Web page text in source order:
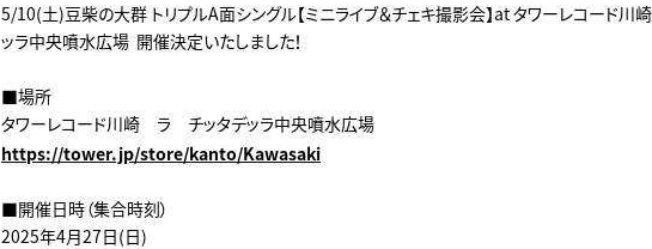
5/10(土)豆柴の大群 トリプルA面シングル【ミニライブ＆チェキ撮影会】at タワーレコード
ッラ中央噴水広場 開催決定いたしました！
■場所
タワーレコード川崎 ラ チッタデッラ中央噴水広場
https://tower.jp/store/kanto/Kawasaki
■開催日時（集合時刻）
2025年4月27日(日)